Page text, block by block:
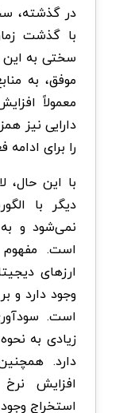
در گذشته،
با گذشت
سختی به این
موفق، به
معمولاً
دارایی نیز
را برای
است.
وجود دارد و
است.
زیادی به
دارد.
افزایش
استخراج وجود